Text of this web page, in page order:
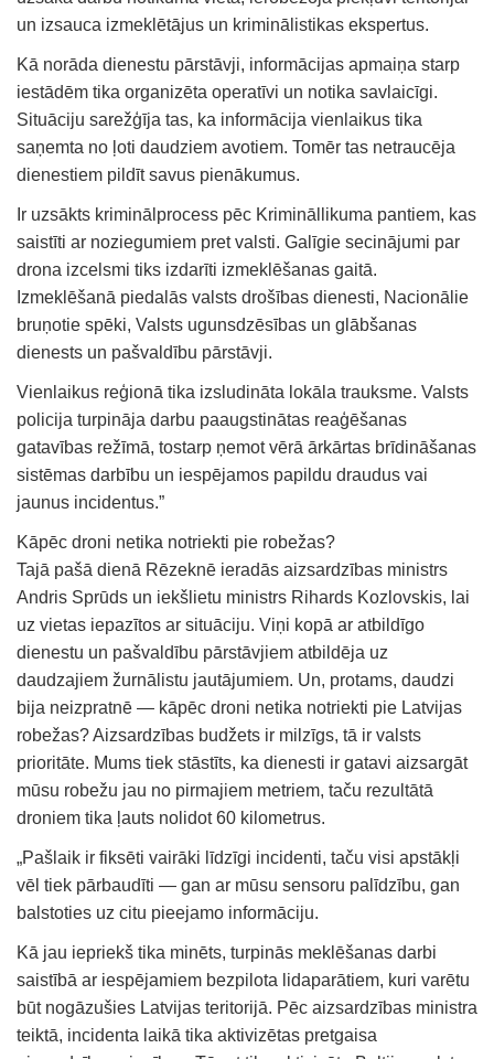
un izsauca izmeklētājus un kriminālistikas ekspertus.
Kā norāda dienestu pārstāvji, informācijas apmaiņa starp
iestādēm tika organizēta operatīvi un notika savlaicīgi.
Situāciju sarežģīja tas, ka informācija vienlaikus tika
saņemta no ļoti daudziem avotiem. Tomēr tas netraucēja
dienestiem pildīt savus pienākumus.
Ir uzsākts kriminālprocess pēc Krimināllikuma pantiem, kas
saistīti ar noziegumiem pret valsti. Galīgie secinājumi par
drona izcelsmi tiks izdarīti izmeklēšanas gaitā.
Izmeklēšanā piedalās valsts drošības dienesti, Nacionālie
bruņotie spēki, Valsts ugunsdzēsības un glābšanas
dienests un pašvaldību pārstāvji.
Vienlaikus reģionā tika izsludināta lokāla trauksme. Valsts
policija turpināja darbu paaugstinātas reaģēšanas
gatavības režīmā, tostarp ņemot vērā ārkārtas brīdināšanas
sistēmas darbību un iespējamos papildu draudus vai
jaunus incidentus.”
Kāpēc droni netika notriekti pie robežas?
Tajā pašā dienā Rēzeknē ieradās aizsardzības ministrs
Andris Sprūds un iekšlietu ministrs Rihards Kozlovskis, lai
uz vietas iepazītos ar situāciju. Viņi kopā ar atbildīgo
dienestu un pašvaldību pārstāvjiem atbildēja uz
daudzajiem žurnālistu jautājumiem. Un, protams, daudzi
bija neizpratnē — kāpēc droni netika notriekti pie Latvijas
robežas? Aizsardzības budžets ir milzīgs, tā ir valsts
prioritāte. Mums tiek stāstīts, ka dienesti ir gatavi aizsargāt
mūsu robežu jau no pirmajiem metriem, taču rezultātā
droniem tika ļauts nolidot 60 kilometrus.
„Pašlaik ir fiksēti vairāki līdzīgi incidenti, taču visi apstākļi
vēl tiek pārbaudīti — gan ar mūsu sensoru palīdzību, gan
balstoties uz citu pieejamo informāciju.
Kā jau iepriekš tika minēts, turpinās meklēšanas darbi
saistībā ar iespējamiem bezpilota lidaparātiem, kuri varētu
būt nogāzušies Latvijas teritorijā. Pēc aizsardzības ministra
teiktā, incidenta laikā tika aktivizētas pretgaisa